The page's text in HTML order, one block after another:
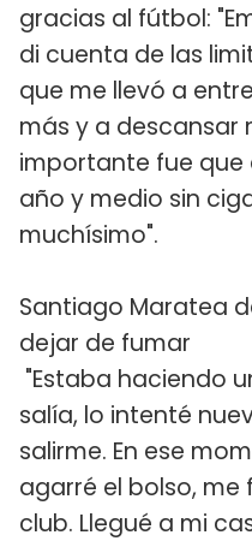
gracias al fútbol:
di cuenta de las
que me llevó a
más y a descansar
importante fue que
año y medio sin
muchísimo".
Santiago Maratea
dejar de fumar
"Estaba haciendo
salía, lo intenté
salirme. En ese
agarré el bolso, me
club. Llegué a mi